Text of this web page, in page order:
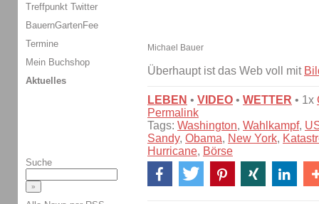
Michael Bauer
Überhaupt ist das Web voll mit
LEBEN • VIDEO • WETTER • 1x
Permalink
Tags: Washington, Wahlkampf,
Sandy, Obama, New York,
Hurricane, Börse
Treffpunkt Twitter
BauernGartenFee
Termine
Mein Buchshop
Aktuelles
Suche